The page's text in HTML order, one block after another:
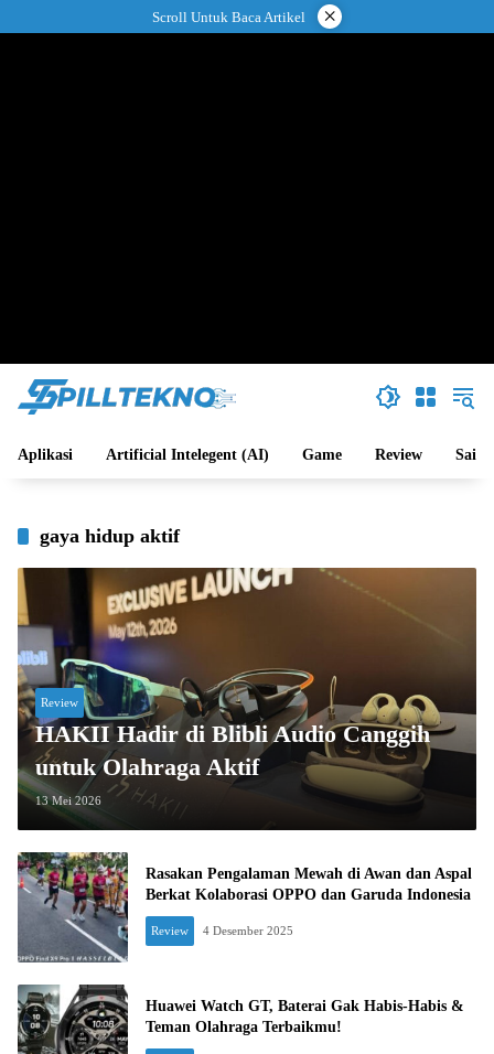
ke
Scroll Untuk Baca Artikel ×
Aplikasi Artificial Intelegent (AI) Game Review Sains
gaya hidup aktif
Review
HAKII Hadir di Blibli Audio Canggih
untuk Olahraga Aktif
13 Mei 2026
Rasakan Pengalaman Mewah di Awan dan Aspal
Berkat Kolaborasi OPPO dan Garuda Indonesia
Review 4 Desember 2025
Huawei Watch GT, Baterai Gak Habis-Habis &
Teman Olahraga Terbaikmu!